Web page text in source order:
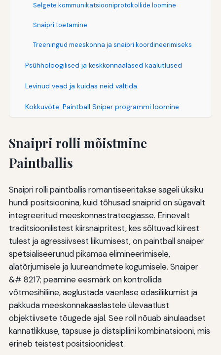
Selgete kommunikatsiooniprotokollide loomine
Snaipri toetamine
Treeningud meeskonna ja snaipri koordineerimiseks
Psühholoogilised ja keskkonnaalased kaalutlused
Levinud vead ja kuidas neid vältida
Kokkuvõte: Paintball Sniper programmi loomine
Snaipri rolli mõistmine
Paintballis
Snaipri rolli paintballis romantiseeritakse sageli üksiku
hundi positsioonina, kuid tõhusad snaiprid on sügavalt
integreeritud meeskonnastrateegiasse. Erinevalt
traditsioonilistest kiirsnaipritest, kes sõltuvad kiirest
tulest ja agressiivsest liikumisest, on paintball snaiper
spetsialiseerunud pikamaa elimineerimisele,
alatõrjumisele ja luureandmete kogumisele. Snaiper
&# 8217; peamine eesmärk on kontrollida
võtmesihiliine, aeglustada vaenlase edasiliikumist ja
pakkuda meeskonnakaaslastele ülevaatlust
objektiivsete tõugede ajal. See roll nõuab ainulaadset
kannatlikkuse, täpsuse ja distsipliini kombinatsiooni, mis
erineb teistest positsioonidest.